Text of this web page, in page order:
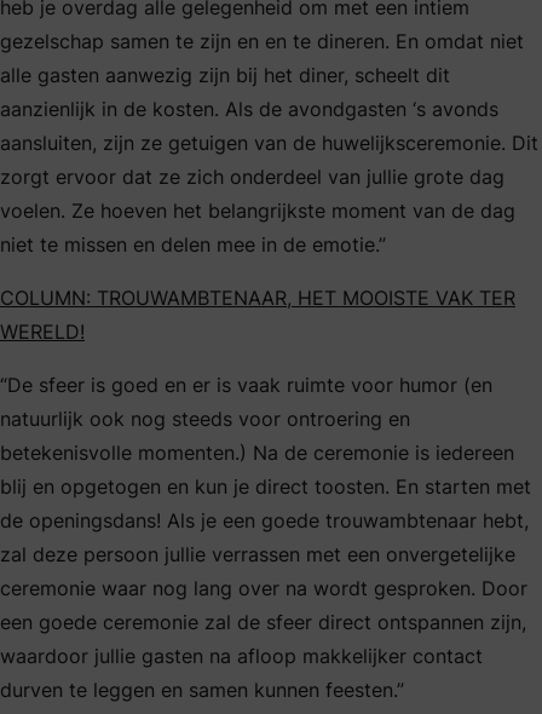
heb je overdag alle gelegenheid om met een intiem
gezelschap samen te zijn en en te dineren. En omdat niet
alle gasten aanwezig zijn bij het diner, scheelt dit
aanzienlijk in de kosten. Als de avondgasten ‘s avonds
aansluiten, zijn ze getuigen van de huwelijksceremonie. Dit
zorgt ervoor dat ze zich onderdeel van jullie grote dag
voelen. Ze hoeven het belangrijkste moment van de dag
niet te missen en delen mee in de emotie.”
COLUMN: TROUWAMBTENAAR, HET MOOISTE VAK TER
WERELD!
“De sfeer is goed en er is vaak ruimte voor humor (en
natuurlijk ook nog steeds voor ontroering en
betekenisvolle momenten.) Na de ceremonie is iedereen
blij en opgetogen en kun je direct toosten. En starten met
de openingsdans! Als je een goede trouwambtenaar hebt,
zal deze persoon jullie verrassen met een onvergetelijke
ceremonie waar nog lang over na wordt gesproken. Door
een goede ceremonie zal de sfeer direct ontspannen zijn,
waardoor jullie gasten na afloop makkelijker contact
durven te leggen en samen kunnen feesten.”